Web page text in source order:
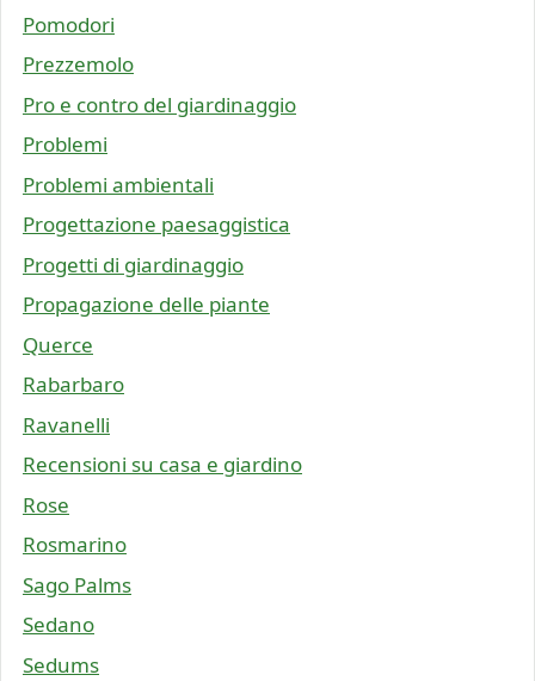
Pomodori
Prezzemolo
Pro e contro del giardinaggio
Problemi
Problemi ambientali
Progettazione paesaggistica
Progetti di giardinaggio
Propagazione delle piante
Querce
Rabarbaro
Ravanelli
Recensioni su casa e giardino
Rose
Rosmarino
Sago Palms
Sedano
Sedums